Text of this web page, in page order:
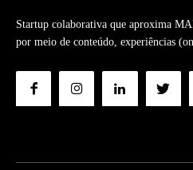
Startup colaborativa que aproxima
por meio de conteúdo, experiências